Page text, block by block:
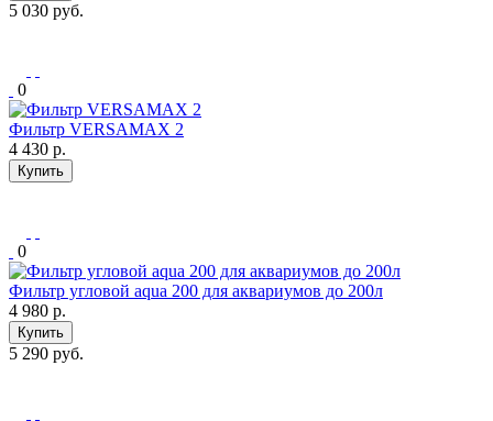
5 030 руб.
0
Фильтр VERSAMAX 2
4 430 р.
Купить
0
Фильтр угловой aqua 200 для аквариумов до 200л
4 980 р.
Купить
5 290 руб.